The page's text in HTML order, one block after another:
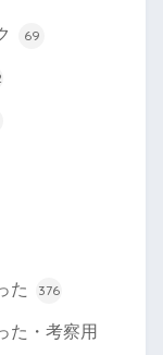
69
た 376
た・考察用